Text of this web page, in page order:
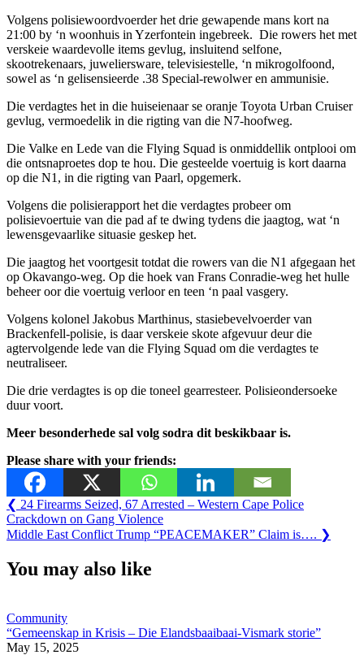
Volgens polisiewoordvoerder het drie gewapende mans kort na
21:00 by ‘n woonhuis in Yzerfontein ingebreek. Die rowers het met
verskeie waardevolle items gevlug, insluitend selfone,
skootrekenaars, juweliersware, televisiestelle, ‘n mikrogolfoond,
sowel as ‘n gelisensieerde .38 Special-rewolwer en ammunisie.
Die verdagtes het in die huiseienaar se oranje Toyota Urban Cruiser
gevlug, vermoedelik in die rigting van die N7-hoofweg.
Die Valke en Lede van die Flying Squad is onmiddellik ontplooi om
die ontsnaproetes dop te hou. Die gesteelde voertuig is kort daarna
op die N1, in die rigting van Paarl, opgemerk.
Volgens die polisierapport het die verdagtes probeer om
polisievoertuie van die pad af te dwing tydens die jaagtog, wat ‘n
lewensgevaarlike situasie geskep het.
Die jaagtog het voortgesit totdat die rowers van die N1 afgegaan het
op Okavango-weg. Op die hoek van Frans Conradie-weg het hulle
beheer oor die voertuig verloor en teen ‘n paal vasgery.
Volgens kolonel Jakobus Marthinus, stasiebevelvoerder van
Brackenfell-polisie, is daar verskeie skote afgevuur deur die
agtervolgende lede van die Flying Squad om die verdagtes te
neutraliseer.
Die drie verdagtes is op die toneel gearresteer. Polisieondersoeke
duur voort.
Meer besonderhede sal volg sodra dit beskikbaar is.
Please share with your friends:
Post
navigation
❮ Previous
Post:
24 Firearms Seized, 67 Arrested – Western Cape Police
Crackdown on Gang Violence
Next
Middle East Conflict Trump “PEACEMAKER” Claim is…. ❯
You may also like
Community
“Gemeenskap in Krisis – Die Elandsbaaibaai-Vismark storie”
May 15, 2025